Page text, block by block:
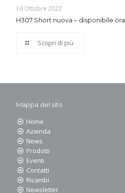
10 Ottobre 2022
H307 Short nuova – disponibile ora
Scopri di più
Mappa del sito
Home
Azienda
News
Prodotti
Eventi
Contatti
Ricambi
Newsletter